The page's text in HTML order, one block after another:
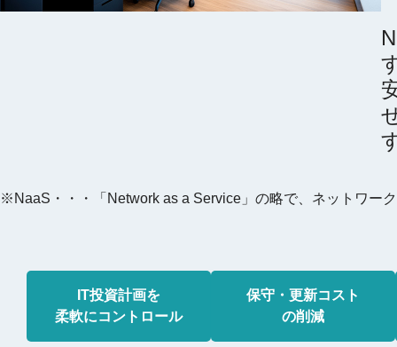
※NaaS・・・「Network as a Service」の略で、ネットワー
IT投資計画を
柔軟にコントロール
保守・更新コスト
の削減